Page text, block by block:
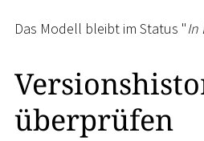
Das Modell bleibt im Status "In
überprüfen